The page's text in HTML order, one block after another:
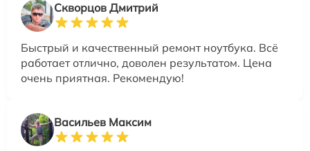
Скворцов Дмитрий
Быстрый и качественный ремонт ноутбука. Всё
работает отлично, доволен результатом. Цена
очень приятная. Рекомендую!
Васильев Максим